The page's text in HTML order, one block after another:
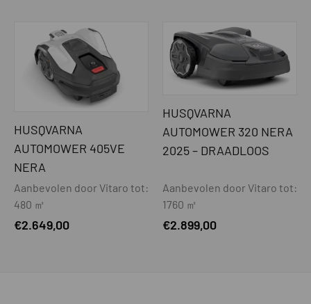
Extra zware maaimotor (t.b.v. lang
gras maaien)
Nee
Maaisysteem 3 mesjes
Zwevend maaisysteem Nee
Maaihoogte min-max - mm 20-50
Maaihoogte instelling
Maaibreedte - cm 22
Beschermplaat t.b.v. mesjes
HUSQVARNA
AUTOMOWER 405VE
NERA
Aanbevolen door Vitaro tot:
480 ㎡
€2.649,00
HUSQVARNA
AUTOMOWER 320 NERA
2025 – DRAADLOOS
Aanbevolen door Vitaro tot:
1760 ㎡
€2.899,00